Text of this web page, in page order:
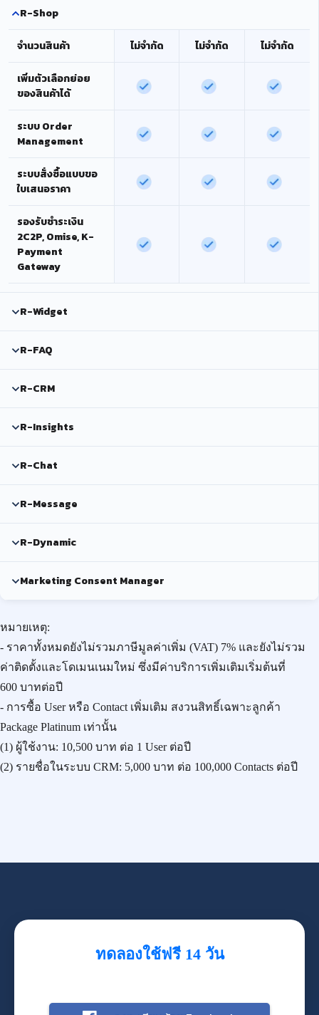
R-Shop
จำนวนสินค้า ไม่จำกัด ไม่จำกัด ไม่จำกัด
เพิ่มตัวเลือกย่อย
ของสินค้าได้
ระบบ Order
Management
ระบบสั่งซื้อแบบขอ
ใบเสนอราคา
รองรับชำระเงิน
2C2P, Omise, K-
Payment
Gateway
R-Widget
R-FAQ
R-CRM
R-Insights
R-Chat
R-Message
R-Dynamic
Marketing Consent Manager
หมายเหตุ:
- ราคาทั้งหมดยังไม่รวมภาษีมูลค่าเพิ่ม (VAT) 7% และยังไม่รวม
ค่าติดตั้งและโดเมนเนมใหม่ ซึ่งมีค่าบริการเพิ่มเติมเริ่มต้นที่
600 บาทต่อปี
- การซื้อ User หรือ Contact เพิ่มเติม สงวนสิทธิ์เฉพาะลูกค้า
Package Platinum เท่านั้น
(1) ผู้ใช้งาน: 10,500 บาท ต่อ 1 User ต่อปี
(2) รายชื่อในระบบ CRM: 5,000 บาท ต่อ 100,000 Contacts ต่อปี
ทดลองใช้ฟรี 14 วัน